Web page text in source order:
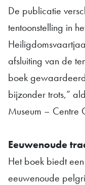
De publicatie
tentoonstelling in
afsluiting van de
boek
bijzonder trots,”
Museum – Centre
Eeuwenoude
Het boek biedt
eeuwenoude